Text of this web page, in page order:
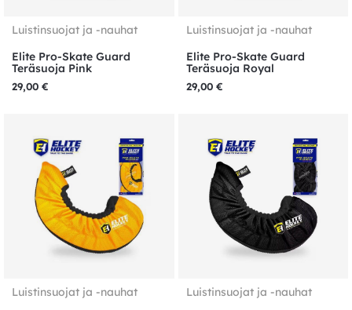
Luistinsuojat ja -nauhat
Elite Pro-Skate Guard
Teräsuoja Pink
29,00 €
Luistinsuojat ja -nauhat
Elite Pro-Skate Guard
Teräsuoja Royal
29,00 €
Luistinsuojat ja -nauhat
Luistinsuojat ja -nauhat